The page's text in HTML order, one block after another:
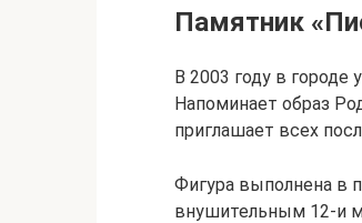
Памятник
В 2003 году в городе
Напоминает образ
приглашает всех
Фигура выполнена в
внушительным 12-и